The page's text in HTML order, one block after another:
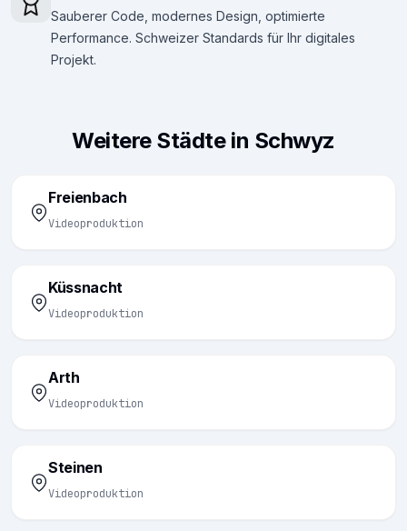
Sauberer Code, modernes Design, optimierte
Performance. Schweizer Standards für Ihr digitales
Projekt.
Weitere Städte in Schwyz
Freienbach
Videoproduktion
Küssnacht
Videoproduktion
Arth
Videoproduktion
Steinen
Videoproduktion